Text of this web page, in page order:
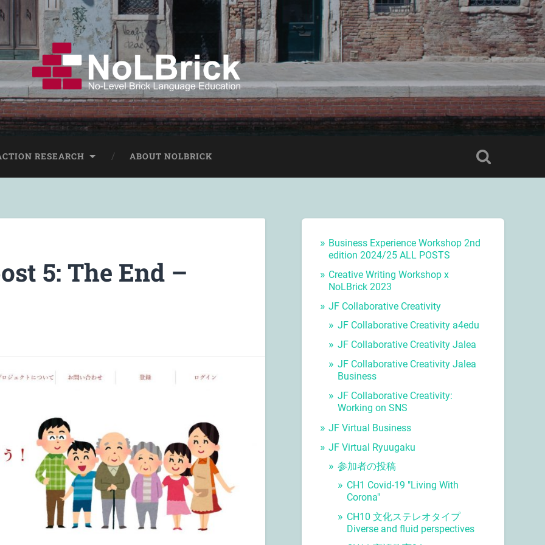
RESEARCH ABOUT NOLBRICK
5: The End –
Business Experience Workshop 2nd
edition 2024/25 ALL POSTS
Creative Writing Workshop x
NoLBrick 2023
JF Collaborative Creativity
JF Collaborative Creativity a4edu
JF Collaborative Creativity Jalea
JF Collaborative Creativity Jalea
Business
JF Collaborative Creativity:
Working on SNS
JF Virtual Business
JF Virtual Ryuugaku
参加者の投稿
CH1 Covid-19 "Living With
Corona"
CH10 文化ステレオタイプ
Diverse and fluid perspectives